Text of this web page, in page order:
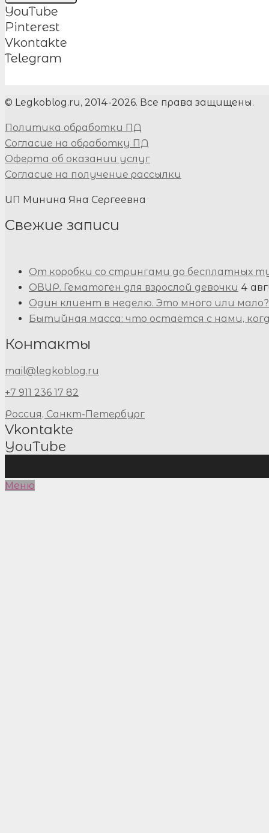
YouTube
Pinterest
Vkontakte
Telegram
© Legkoblog.ru, 2014-2026. Все права защищены.
Политика обработки ПД
Согласие на обработку ПД
Оферта об оказании услуг
Согласие на получение рассылки
ИП Минина Яна Сергеевна
Свежие записи
От коробки со стрингами до бесплатных
ОВИР. Гематоген для взрослой девочки 4
Один клиент в неделю. Это много или мало?
Бытийная масса: что остаётся с нами,
Контакты
mail@legkoblog.ru
+7 911 236 17 82
Россия, Санкт-Петербург
Vkontakte
YouTube
Меню